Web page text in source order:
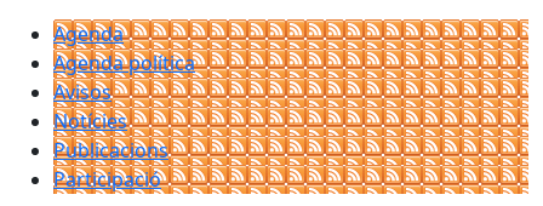
Agenda
Agenda política
Avisos
Notícies
Publicacions
Participació